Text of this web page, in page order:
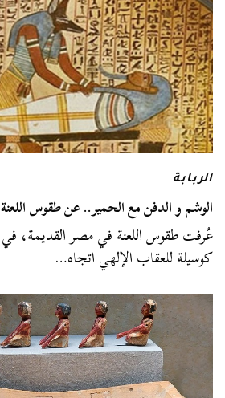
الربابة
الوشم و الدفن مع الحمير.. عن طقوس
عُرفت طقوس اللعنة في مصر القديمة،
كوسيلة للعقاب الإلهي اتجاه…